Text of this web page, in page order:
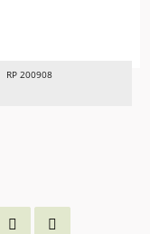
RP 200908